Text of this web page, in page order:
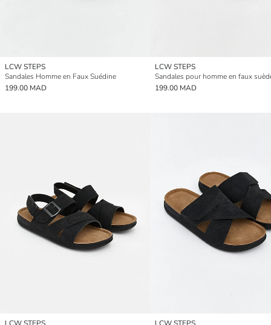
LCW STEPS
Sandales Homme en Faux Suédine
199.00 MAD
LCW STEPS
Sandales pour homme en faux
199.00 MAD
LCW STEPS LCW STEPS